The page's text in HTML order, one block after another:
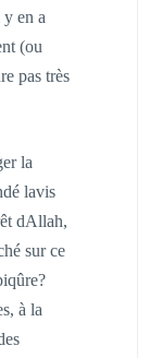
en a
(ou
pas très
la
lavis
dAllah,
sur ce
à la